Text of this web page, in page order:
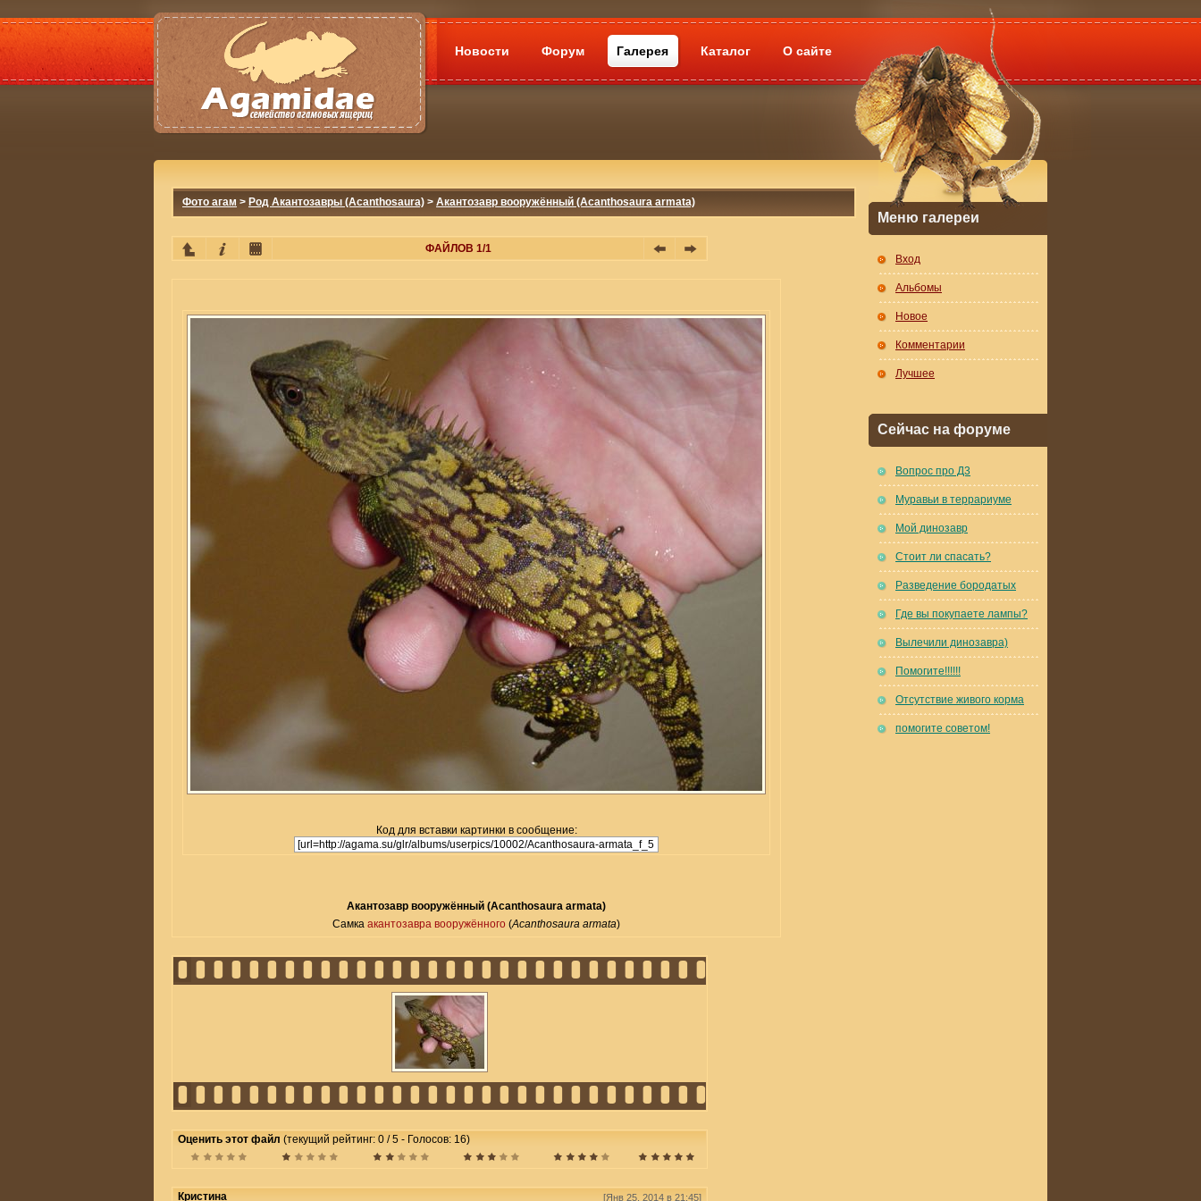
Новости Форум Галерея Каталог О сайте
Фото агам > Род Акантозавры (Acanthosaura) > Акантозавр вооружённый (Acanthosaura armata)
ФАЙЛОВ 1/1
Код для вставки картинки в сообщение:
Акантозавр вооружённый (Acanthosaura armata)
Самка акантозавра вооружённого (Acanthosaura armata)
Оценить этот файл (текущий рейтинг: 0 / 5 - Голосов: 16)
Кристина [Янв 25, 2014 в 21:45]
Меню галереи
Вход
Альбомы
Новое
Комментарии
Лучшее
Сейчас на форуме
Вопрос про Д3
Муравьи в террариуме
Мой динозавр
Стоит ли спасать?
Разведение бородатых
Где вы покупаете лампы?
Вылечили динозавра)
Помогите!!!!!!
Отсутствие живого корма
помогите советом!